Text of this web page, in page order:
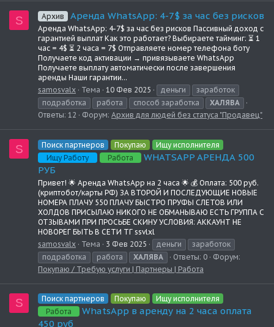
S Архив Аренда WhatsApp: 4-7$ за час без рисков
Аренда WhatsApp: 4-7$ за час без рисков Пассивный доход с
гарантией выплат Как это работает? Выбираете тайминг: ⏳ 1
час = 4$ ⏳ 2 часа = 7$ Отправляете номер телефона боту
Получаете код активации → привязываете WhatsApp
Получаете выплату автоматически после завершения
аренды Наши гарантии...
samosvalx
Тема 10 Фев 2025 деньги
заработок
подработка
работа способ заработка
ХАЛЯВА
Ответы: 12
Форум: Архив для людей без статуса "Продавец"
S Поиск партнеров Покупаю
Ищу исполнителя
Ищу Работу
Работа
WHATSAPP АРЕНДА 500
РУБ
Привет! 🌟 Аренда WhatsApp на 2 часа 🌟 💰 Оплата: 500 руб.
(криптобот/карты РФ) ЗА ВТОРОЙ И ПОСЛЕДУЮЩИЕ НОВЫЕ
НОМЕРА ПЛАЧУ 550 ПЛАЧУ БЫСТРО ПРУФЫ СЛЕТОВ ИЛИ
ХОЛДОВ ПРИСЫЛАЮ НИКОГО НЕ ОБМАНЫВАЮ ЕСТЬ ГРУППА С
ОТЗЫВАМИ ПРИ ПРОСЬБЕ СКИНУ УСЛОВИЯ: АККАУНТ НЕ
НОВОРЕГ БЫТЬ В СЕТИ ТГ ssvlxl
samosvalx
Тема 3 Фев 2025 деньги
заработок
подработка
работа ХАЛЯВА Ответы: 0
Форум:
Покупаю / Требую услуги | Партнеры | Работа
S Поиск партнеров Покупаю
Ищу исполнителя
Работа
WhatsApp в аренду на 2 часа оплата
450 руб